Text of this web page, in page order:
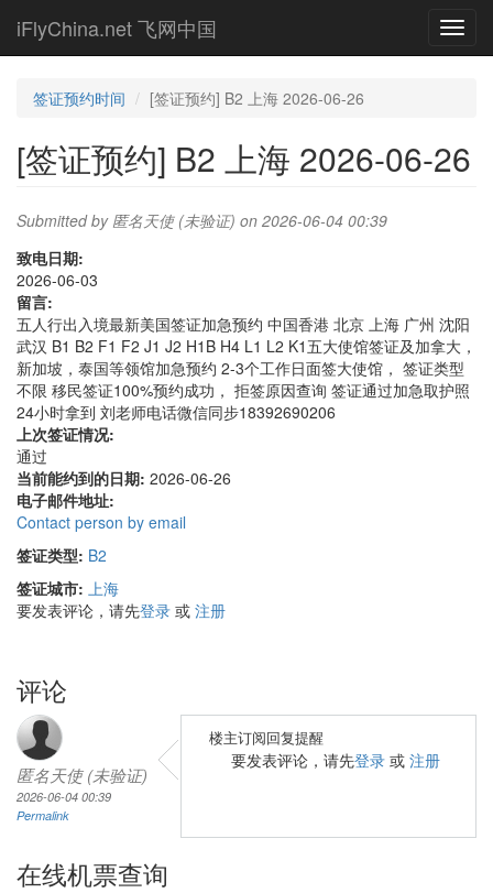
main
iFlyChina.net 飞网中国
签证预约时间 [签证预约] B2 上海 2026-06-26
[签证预约] B2 上海 2026-06-26
Submitted by 匿名天使 (未验证) on 2026-06-04 00:39
致电日期:
2026-06-03
留言:
五人行出入境最新美国签证加急预约 中国香港 北京 上海 广州 沈阳
武汉 B1 B2 F1 F2 J1 J2 H1B H4 L1 L2 K1五大使馆签证及加拿大，
新加坡，泰国等领馆加急预约 2-3个工作日面签大使馆， 签证类型
不限 移民签证100%预约成功， 拒签原因查询 签证通过加急取护照
24小时拿到 刘老师电话微信同步18392690206
上次签证情况:
通过
当前能约到的日期: 2026-06-26
电子邮件地址:
Contact person by email
签证类型: B2
签证城市: 上海
要发表评论，请先登录 或 注册
评论
匿名天使 (未验证)
2026-06-04 00:39
Permalink
楼主订阅回复提醒
要发表评论，请先登录 或 注册
在线机票查询